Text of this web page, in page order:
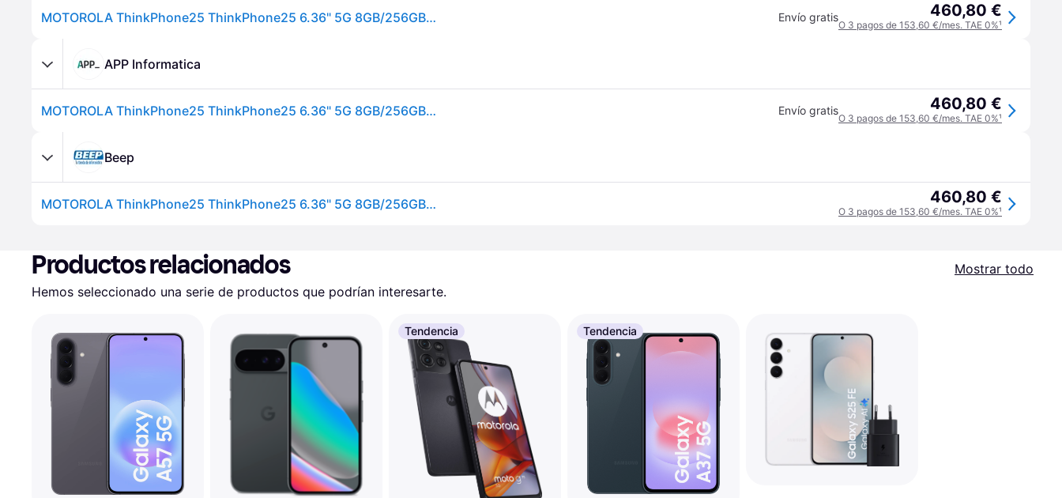
MOTOROLA ThinkPhone25 ThinkPhone25 6.36" 5G 8GB/256GB Negro Envío gratis 460,80 €
O 3 pagos de 153,60 €/mes. TAE 0%¹
APP Informatica
MOTOROLA ThinkPhone25 ThinkPhone25 6.36" 5G 8GB/256GB Negro Envío gratis 460,80 €
O 3 pagos de 153,60 €/mes. TAE 0%¹
Beep
MOTOROLA ThinkPhone25 ThinkPhone25 6.36" 5G 8GB/256GB Negro 460,80 €
O 3 pagos de 153,60 €/mes. TAE 0%¹
Productos relacionados
Mostrar todo
Hemos seleccionado una serie de productos que podrían interesarte.
Tendencia Tendencia